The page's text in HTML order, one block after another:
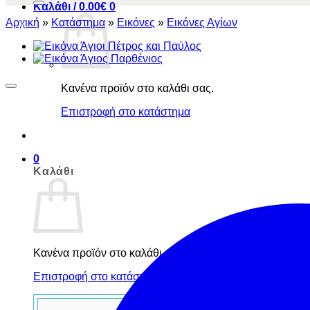
Καλάθι /0.00€ 0
Κανένα προϊόν στο καλάθι σας.
Επιστροφή στο κατάστημα
0
Καλάθι
Κανένα προϊόν στο καλάθι σας.
Επιστροφή στο κατάστημα
Αρχική » Κατάστημα » Εικόνες » Εικόνες Αγίων